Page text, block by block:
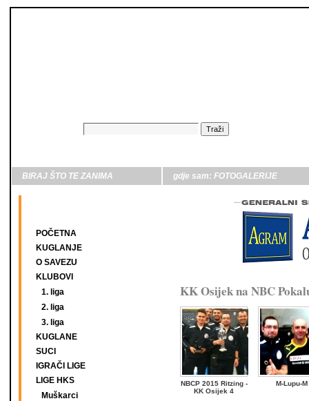
BIRAJ ŠTO TE ZANIMA
POČETNA
KUGLANJE
O SAVEZU
KLUBOVI
1. liga
2. liga
3. liga
KUGLANE
SUCI
IGRAČI LIGE
LIGE HKS
Muškarci
gdje sam: FOTOGALERIJE
KK Osijek na NBC
NBCP 2015 Ritzing -
KK Osijek 4
M-Lupu-M